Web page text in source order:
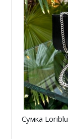
Сумка Loriblu